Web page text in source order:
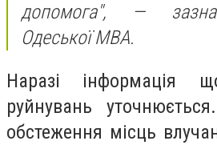
допомога", —
Одеської МВА.
Наразі інформація
руйнувань
обстеження місць